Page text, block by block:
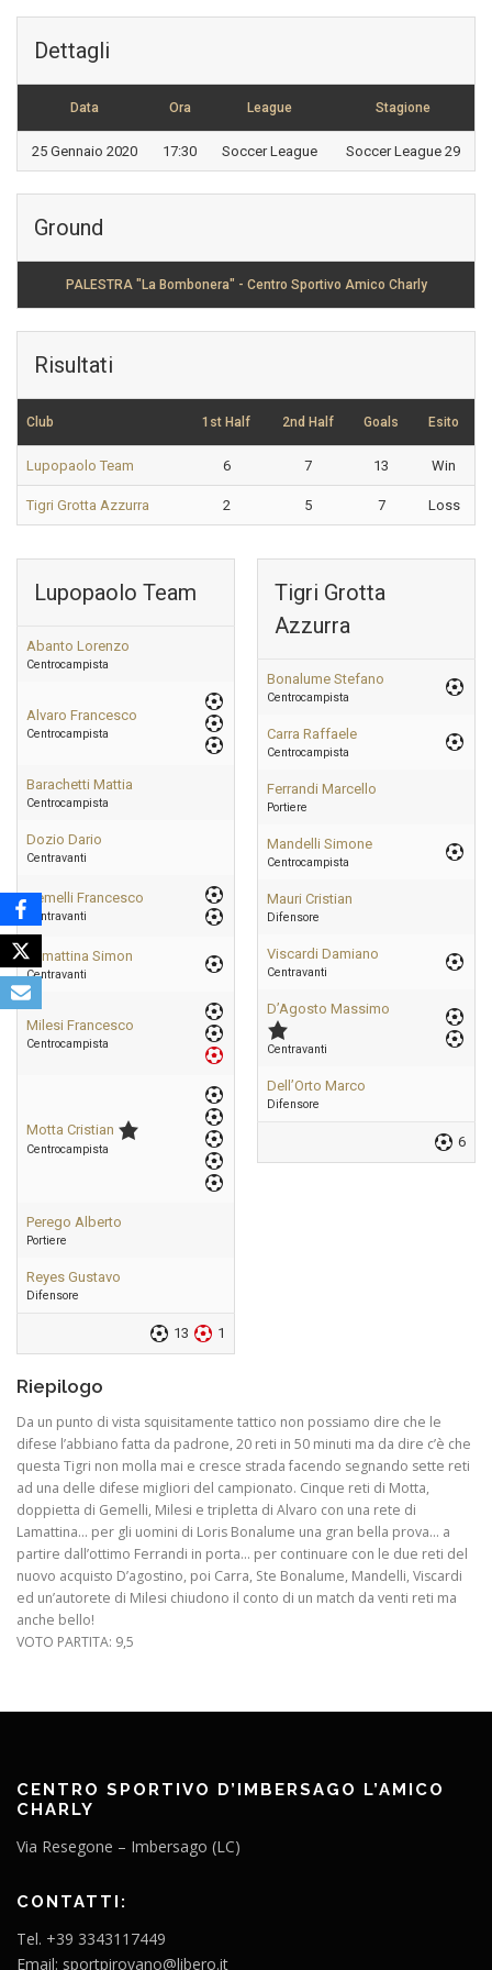
Dettagli
Data Ora League Stagione
25 Gennaio 2020 17:30 Soccer League Soccer League 29
Ground
PALESTRA "La Bombonera" - Centro Sportivo Amico Charly
Risultati
Club 1st Half 2nd Half Goals Esito
Lupopaolo Team 6 7 13 Win
Tigri Grotta Azzurra 2 5 7 Loss
Lupopaolo Team
Abanto Lorenzo
Centrocampista
Alvaro Francesco
Centrocampista
Barachetti Mattia
Centrocampista
Dozio Dario
Centravanti
Gemelli Francesco
Centravanti
Lamattina Simon
Centravanti
Milesi Francesco
Centrocampista
Motta Cristian
Centrocampista
Perego Alberto
Portiere
Reyes Gustavo
Difensore
13 1
Tigri Grotta
Azzurra
Bonalume Stefano
Centrocampista
Carra Raffaele
Centrocampista
Ferrandi Marcello
Portiere
Mandelli Simone
Centrocampista
Mauri Cristian
Difensore
Viscardi Damiano
Centravanti
D’Agosto Massimo
Centravanti
Dell’Orto Marco
Difensore
6
Riepilogo
Da un punto di vista squisitamente tattico non possiamo dire che le
difese l’abbiano fatta da padrone, 20 reti in 50 minuti ma da dire c’è che
questa Tigri non molla mai e cresce strada facendo segnando sette reti
ad una delle difese migliori del campionato. Cinque reti di Motta,
doppietta di Gemelli, Milesi e tripletta di Alvaro con una rete di
Lamattina… per gli uomini di Loris Bonalume una gran bella prova… a
partire dall’ottimo Ferrandi in porta… per continuare con le due reti del
nuovo acquisto D’agostino, poi Carra, Ste Bonalume, Mandelli, Viscardi
ed un’autorete di Milesi chiudono il conto di un match da venti reti ma
anche bello!
VOTO PARTITA: 9,5
CENTRO SPORTIVO D’IMBERSAGO L’AMICO
CHARLY
Via Resegone – Imbersago (LC)
CONTATTI:
Tel. +39 3343117449
Email: sportpirovano@libero.it